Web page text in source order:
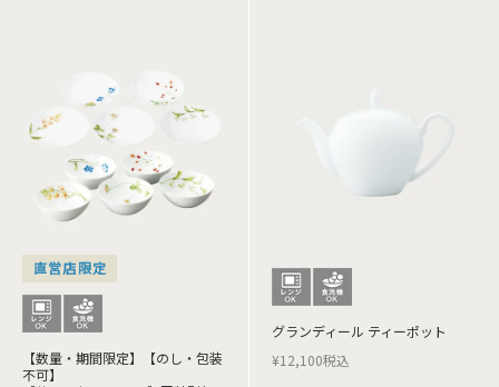
直営店限定
【数量・期間限定】【のし・包装
不可】
グランディール ティーポット
¥12,100税込